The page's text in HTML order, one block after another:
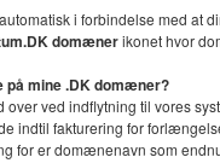
i forbindelse med at
domænerikonet hvor
på mine .DK domæner?
over ved indflytning til vores
indtil fakturering for
for er domænenavn som